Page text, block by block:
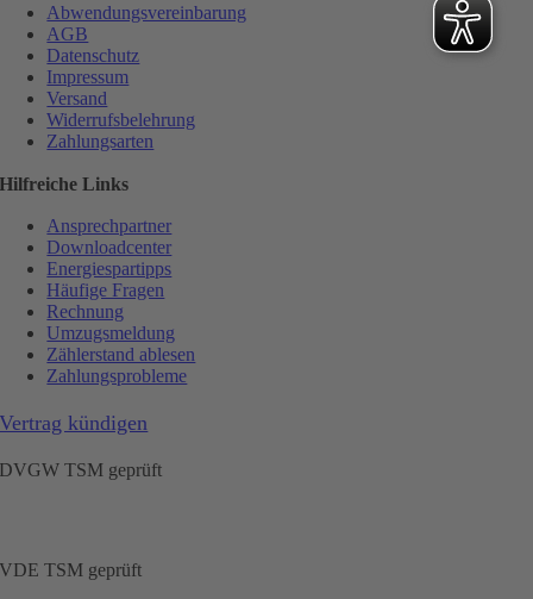
Abwendungsvereinbarung
AGB
Datenschutz
Impressum
Versand
Widerrufsbelehrung
Zahlungsarten
Hilfreiche Links
Ansprechpartner
Downloadcenter
Energiespartipps
Häufige Fragen
Rechnung
Umzugsmeldung
Zählerstand ablesen
Zahlungsprobleme
Vertrag kündigen
DVGW TSM geprüft
VDE TSM geprüft